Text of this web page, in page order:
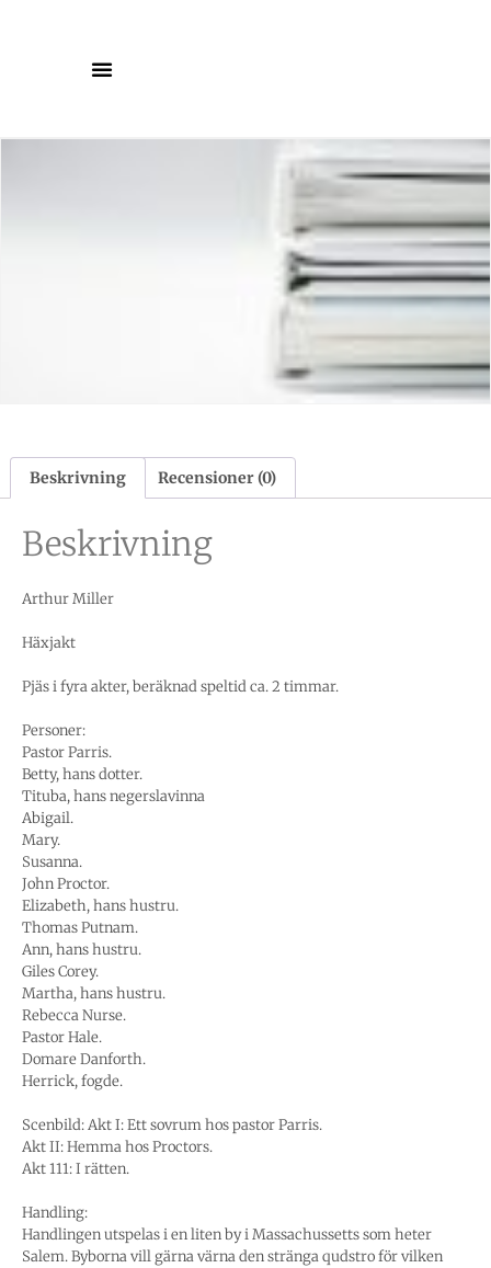
Beskrivning Recensioner (0)
Beskrivning
Arthur Miller
Häxjakt
Pjäs i fyra akter, beräknad speltid ca. 2 timmar.
Personer:
Pastor Parris.
Betty, hans dotter.
Tituba, hans negerslavinna
Abigail.
Mary.
Susanna.
John Proctor.
Elizabeth, hans hustru.
Thomas Putnam.
Ann, hans hustru.
Giles Corey.
Martha, hans hustru.
Rebecca Nurse.
Pastor Hale.
Domare Danforth.
Herrick, fogde.
Scenbild: Akt I: Ett sovrum hos pastor Parris.
Akt II: Hemma hos Proctors.
Akt 111: I rätten.
Handling:
Handlingen utspelas i en liten by i Massachussetts som heter
Salem. Byborna vill gärna värna den stränga qudstro för vilken